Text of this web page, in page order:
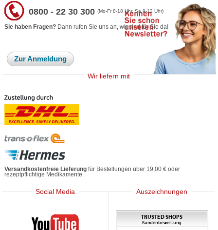
0800 - 22 30 300(Mo-Fr 8-18 Uhr, Sa 9-12 Uhr)
Sie haben Fragen? Dann rufen Sie uns an, wir sind für Sie da!
Zur Anmeldung
Wir liefern mit
Versandkostenfreie Lieferung für Bestellungen über 19,00 € oder
rezeptpflichtige Medikamente.
Social Media
Mediherz
Auszeichnungen